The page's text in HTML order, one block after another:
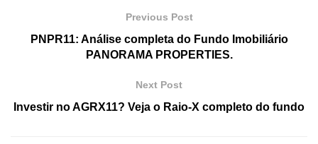
Previous Post
PNPR11: Análise completa do Fundo Imobiliário
PANORAMA PROPERTIES.
Next Post
Investir no AGRX11? Veja o Raio-X completo do fundo